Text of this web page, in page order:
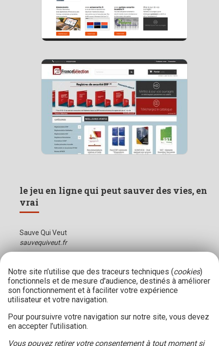
le jeu en ligne qui peut sauver des vies, en
vrai
Sauve Qui Veut
sauvequiveut.fr
Notre site n’utilise que des traceurs techniques (cookies)
fonctionnels et de mesure d'audience, destinés à améliorer
son fonctionnement et à faciliter votre expérience
utilisateur et votre navigation.
Pour poursuivre votre navigation sur notre site, vous devez
en accepter l’utilisation.
Vous pouvez retirer votre consentement à tout moment si